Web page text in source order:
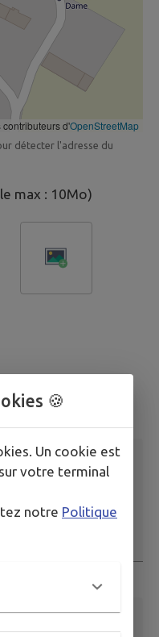
d'OpenStreetMap
détecter l'adresse du
max : 10Mo)
🍪
Un cookie est
votre terminal
notre Politique